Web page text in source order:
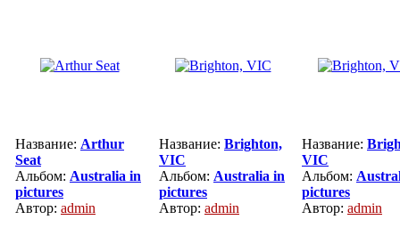
Название: Arthur
Seat
Альбом: Australia in
pictures
Автор: admin
Название: Brighton,
VIC
Альбом: Australia in
pictures
Автор: admin
Название:
VIC
Альбом:
pictures
Автор: admin